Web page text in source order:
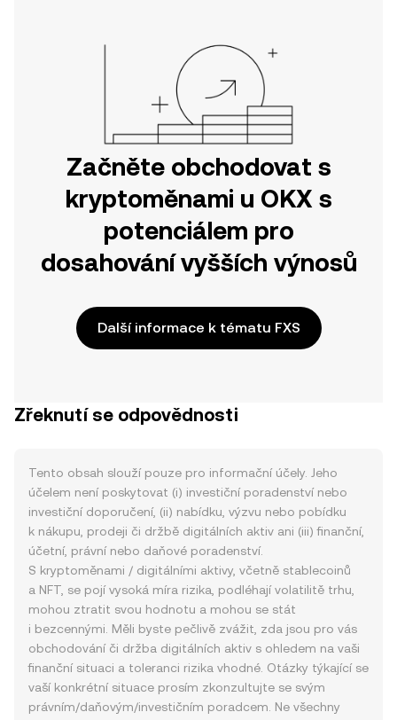
Začněte obchodovat s
kryptoměnami u OKX s
potenciálem pro
dosahování vyšších výnosů
Další informace k tématu FXS
Zřeknutí se odpovědnosti
Tento obsah slouží pouze pro informační účely. Jeho
účelem není poskytovat (i) investiční poradenství nebo
investiční doporučení, (ii) nabídku, výzvu nebo pobídku
k nákupu, prodeji či držbě digitálních aktiv ani (iii) finanční,
účetní, právní nebo daňové poradenství.
S kryptoměnami / digitálními aktivy, včetně stablecoinů
a NFT, se pojí vysoká míra rizika, podléhají volatilitě trhu,
mohou ztratit svou hodnotu a mohou se stát
i bezcennými. Měli byste pečlivě zvážit, zda jsou pro vás
obchodování či držba digitálních aktiv s ohledem na vaši
finanční situaci a toleranci rizika vhodné. Otázky týkající se
vaší konkrétní situace prosím zkonzultujte se svým
právním/daňovým/investičním poradcem. Ne všechny